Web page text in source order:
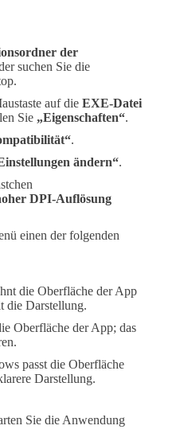
der
suchen Sie die
auf die EXE-Datei
Sie „Eigenschaften“.
.
ändern“.
DPI-Auflösung
einen der folgenden
die Oberfläche der App
die Darstellung.
Oberfläche der App; das
passt die Oberfläche
Darstellung.
Sie die Anwendung